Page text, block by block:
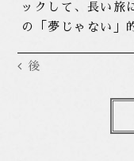
ックして、長い旅
の「夢じゃない」
後